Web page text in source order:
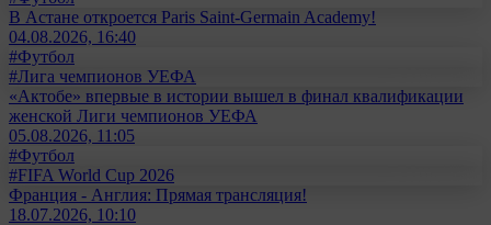
В Астане откроется Paris Saint-Germain Academy!
04.08.2026, 16:40
#Футбол
#Лига чемпионов УЕФА
«Актобе» впервые в истории вышел в финал квалификации
женской Лиги чемпионов УЕФА
05.08.2026, 11:05
#Футбол
#FIFA World Cup 2026
Франция - Англия: Прямая трансляция!
18.07.2026, 10:10